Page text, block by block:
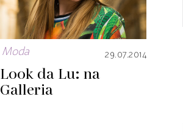
Moda 29.07.2014
Look da Lu: na
Galleria